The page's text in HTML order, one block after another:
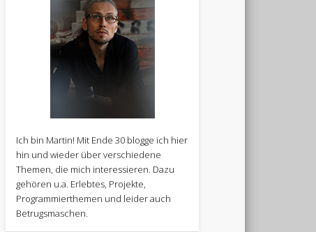
Ich bin Martin! Mit Ende 30 blogge ich hier
hin und wieder über verschiedene
Themen, die mich interessieren. Dazu
gehören u.a. Erlebtes, Projekte,
Programmierthemen und leider auch
Betrugsmaschen.